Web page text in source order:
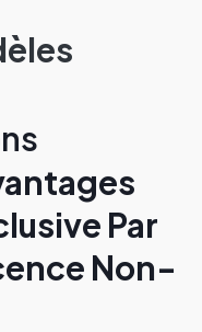
Par
Non-